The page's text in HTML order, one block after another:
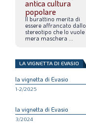
antica cultura
popolare
Il burattino merita di
essere affrancato dallo
stereotipo che lo vuole
mera maschera
LA VIGNETTA DI EVASIO
la vignetta di Evasio
1-2/2025
la vignetta di Evasio
3/2024